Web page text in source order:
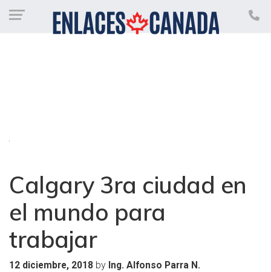
Calgary 3ra ciudad en
el mundo para
trabajar
12 diciembre, 2018 by Ing. Alfonso Parra N.